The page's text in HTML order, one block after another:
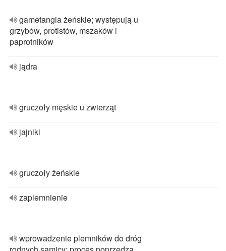
gametangia żeńskie; występują u
grzybów, protistów, mszaków i
paprotników
jądra
gruczoły męskie u zwierząt
jajniki
gruczoły żeńskie
zaplemnienie
wprowadzenie plemników do dróg